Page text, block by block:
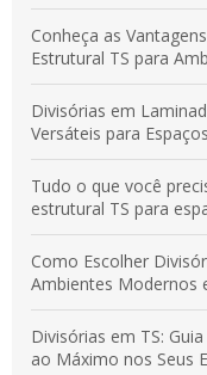
Conheça as
Estrutural TS para
Divisórias em
Versáteis para
Tudo o que você
estrutural TS para
Como Escolher
Ambientes Modernos
Divisórias em TS:
ao Máximo nos Seus